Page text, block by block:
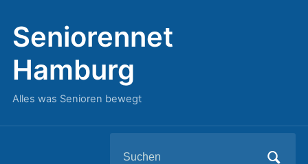
Seniorennet
Hamburg
Alles was Senioren bewegt